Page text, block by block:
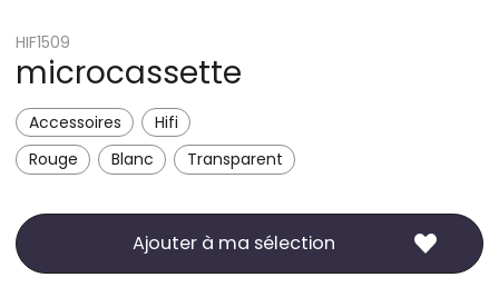
HIF1509
microcassette
Accessoires
Hifi
Rouge
Blanc Transparent
Ajouter à ma sélection